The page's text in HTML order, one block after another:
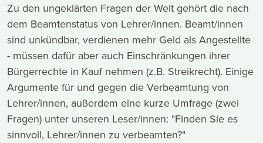
Zu den ungeklärten Fragen der Welt gehört die nach
dem Beamtenstatus von Lehrer/innen. Beamt/innen
sind unkündbar, verdienen mehr Geld als Angestellte
- müssen dafür aber auch Einschränkungen ihrer
Bürgerrechte in Kauf nehmen (z.B. Streikrecht). Einige
Argumente für und gegen die Verbeamtung von
Lehrer/innen, außerdem eine kurze Umfrage (zwei
Fragen) unter unseren Leser/innen: "Finden Sie es
sinnvoll, Lehrer/innen zu verbeamten?"